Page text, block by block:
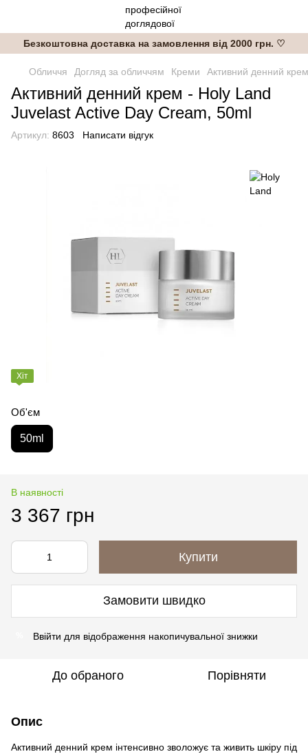
Безкоштовна доставка на замовлення від 2000 грн. ♡
Обличчя Догляд за обличчям Креми Активний денний
Активний денний крем - Holy Land
Juvelast Active Day Cream, 50ml
Артикул: 8603 Написати відгук
Хіт
Об'єм
50ml
В наявності
3 367 грн
Купити
Замовити швидко
Ввійти для відображення накопичувальної знижки
До обраного Порівняти
Опис
Активний денний крем інтенсивно зволожує та живить шкіру під